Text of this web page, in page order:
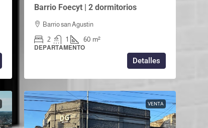
Barrio Foecyt | 2 dormitorios
Barrio san Agustin
2 1 60 m²
DEPARTAMENTO
Detalles
VENTA